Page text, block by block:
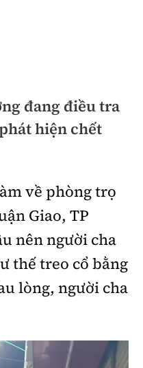
Công nghệ mới
đang điều tra
hiện chết
về phòng trọ
Giao, TP
nên người cha
thế treo cổ bằng
lòng, người cha